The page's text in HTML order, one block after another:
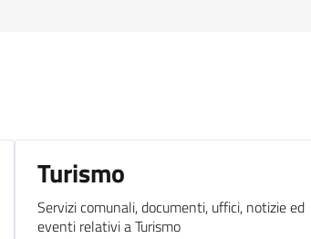
Turismo
Servizi comunali, documenti, uffici, notizie ed
eventi relativi a Turismo